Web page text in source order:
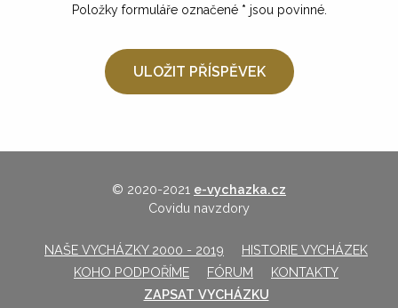
Položky formuláře označené * jsou povinné.
© 2020-2021 e-vychazka.cz
Covidu navzdory
NAŠE VYCHÁZKY 2000 - 2019
HISTORIE VYCHÁZEK
KOHO PODPOŘÍME
FÓRUM
KONTAKTY
ZAPSAT VYCHÁZKU